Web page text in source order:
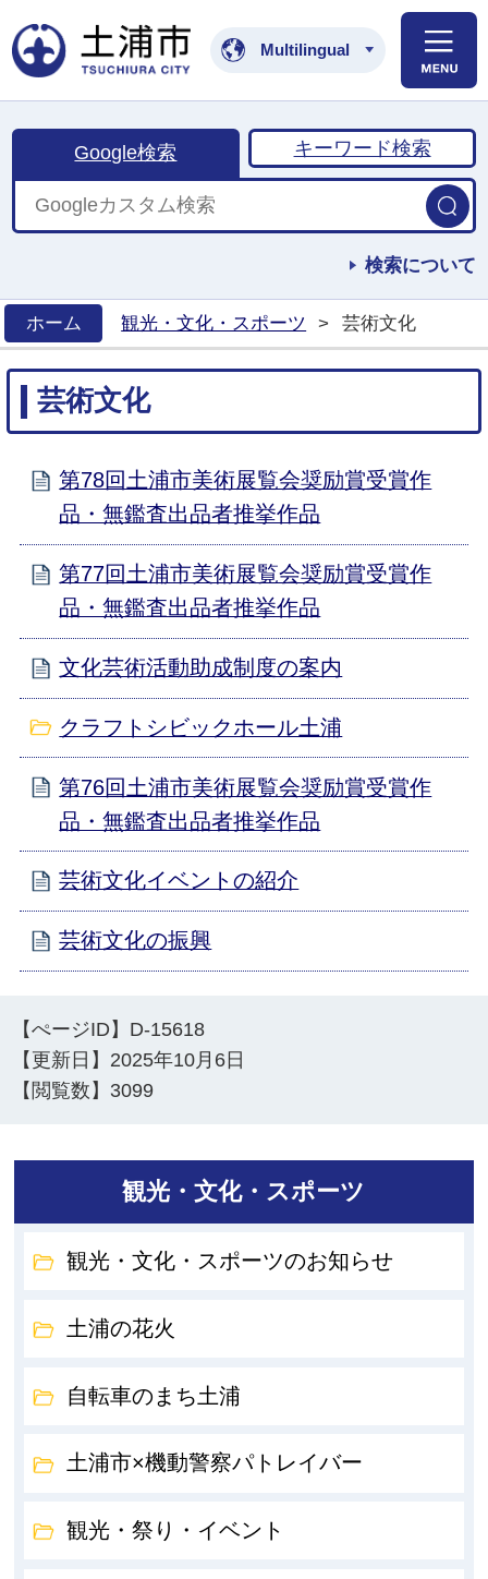
土浦市公式ホームペ
Multilingual
Google検索 キーワード検索
検索について
ホーム
観光・文化・スポーツ > 芸術文化
芸術文化
第78回土浦市美術展覧会奨励賞受賞作
品・無鑑査出品者推挙作品
第77回土浦市美術展覧会奨励賞受賞作
品・無鑑査出品者推挙作品
文化芸術活動助成制度の案内
クラフトシビックホール土浦
第76回土浦市美術展覧会奨励賞受賞作
品・無鑑査出品者推挙作品
芸術文化イベントの紹介
芸術文化の振興
【ぺージID】 D-15618
【更新日】 2025年10月6日
【閲覧数】 3099
観光・文化・スポーツ
観光・文化・スポーツのお知らせ
土浦の花火
自転車のまち土浦
土浦市×機動警察パトレイバー
観光・祭り・イベント